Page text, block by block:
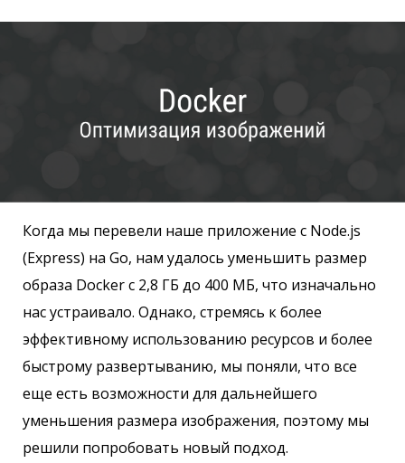
Когда мы перевели наше приложение с Node.js
(Express) на Go, нам удалось уменьшить размер
образа Docker с 2,8 ГБ до 400 МБ, что изначально
нас устраивало. Однако, стремясь к более
эффективному использованию ресурсов и более
быстрому развертыванию, мы поняли, что все
еще есть возможности для дальнейшего
уменьшения размера изображения, поэтому мы
решили попробовать новый подход.